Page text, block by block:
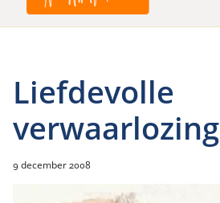
Liefdevolle
verwaarlozing
9 december 2008